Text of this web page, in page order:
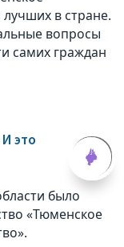
в стране.
вопросы
самих граждан
это
было
«Тюменское